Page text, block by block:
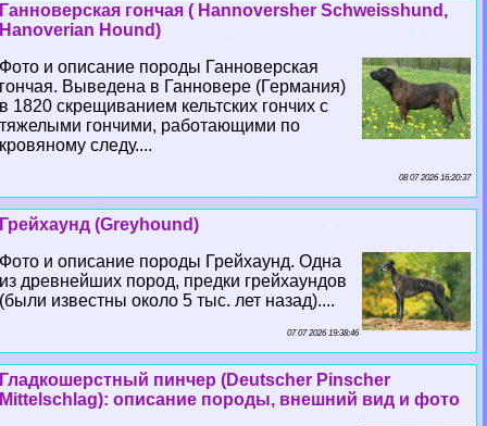
Ганноверская гончая ( Hannoversher Schweisshund,
Hanoverian Hound)
Фото и описание породы Ганноверская
гончая. Выведена в Ганновере (Германия)
в 1820 скрещиванием кельтских гончих с
тяжелыми гончими, работающими по
кровяному следу....
08 07 2026 16:20:37
Грейхаунд (Greyhound)
Фото и описание породы Грейхаунд. Одна
из древнейших пород, предки грейхаундов
(были известны около 5 тыс. лет назад)....
07 07 2026 19:38:46
Гладкошерстный пинчер (Deutscher Pinscher
Mittelschlag): описание породы, внешний вид и фото